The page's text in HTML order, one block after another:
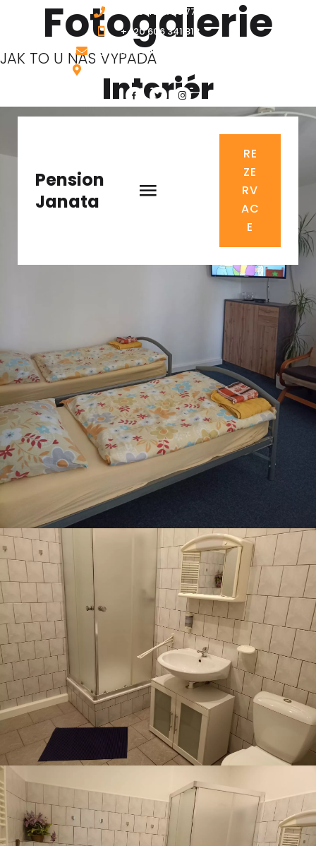
+420 482 723 775
+420 606 341 818
janata.pension@volny.cz
Pension
Janata
RE
ZE
RV
AC
E
Fotogalerie
JAK TO U NÁS VYPADÁ
Interiér